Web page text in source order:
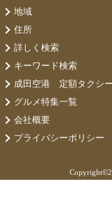
地域
住所
詳しく検索
キーワード検索
成田空港 定額タクシ
グルメ特集一覧
会社概要
プライバシーポリシー
Copyright©